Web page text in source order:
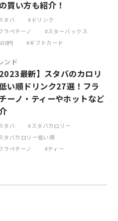
買い方も紹介！
タバ
ドリンク
ラペチーノ
スターバックス
円
ギフトカード
ンド
2023最新】スタバのカロリ
い順ドリンク27選！フラ
ーノ・ティーやホットなど
タバ
スタバカロリー
タバカロリー低い順
ラペチーノ
ティー